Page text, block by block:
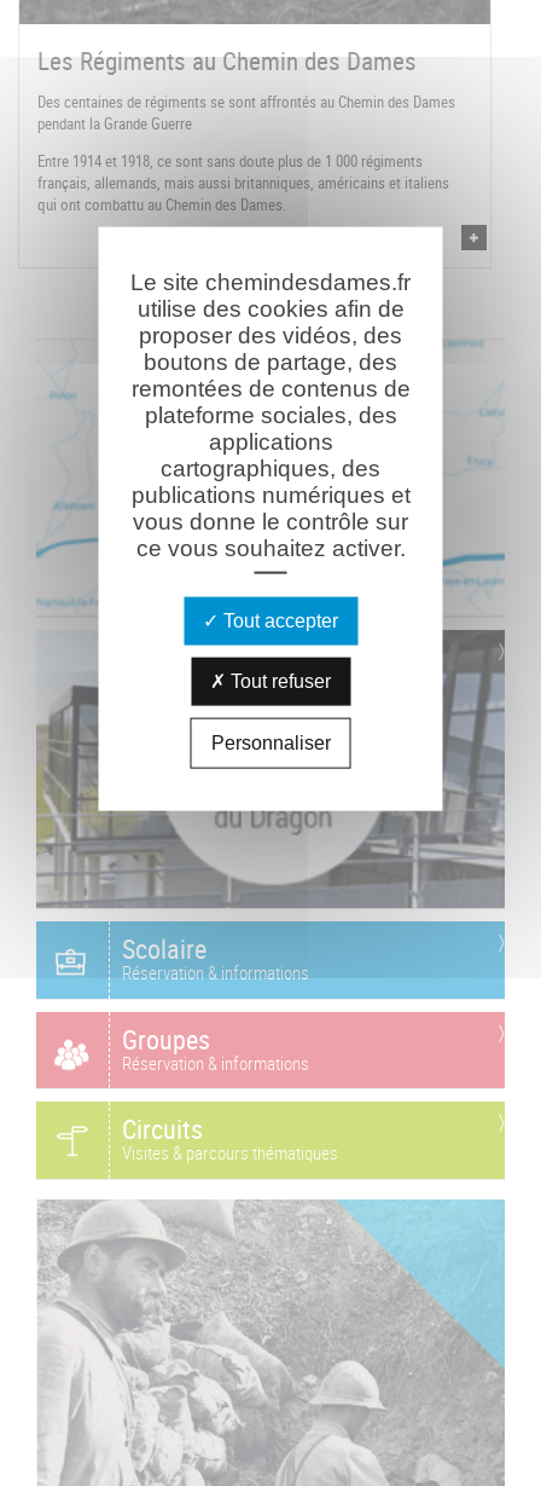
Les Régiments au Chemin des Dames
Des centaines de régiments se sont affrontés au Chemin des Dames
pendant la Grande Guerre
Entre 1914 et 1918, ce sont sans doute plus de 1 000 régiments
français, allemands, mais aussi britanniques, américains et italiens
qui ont combattu au Chemin des Dames.
Scolaire
Réservation & informations
Groupes
Réservation & informations
Circuits
Visites & parcours thématiques
Le site chemindesdames.fr
utilise des cookies afin de
proposer des vidéos, des
boutons de partage, des
remontées de contenus de
plateforme sociales, des
applications
cartographiques, des
publications numériques et
vous donne le contrôle sur
ce vous souhaitez activer.
Tout accepter
Tout refuser
Personnaliser